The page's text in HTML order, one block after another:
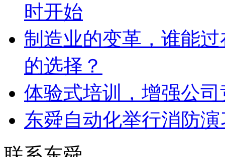
时开始
制造业的变革，谁能
的选择？
体验式培训，增强公
东舜自动化举行消防演